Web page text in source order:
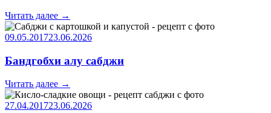
Читать далее →
09.05.201723.06.2026
Бандгобхи алу сабджи
Читать далее →
27.04.201723.06.2026